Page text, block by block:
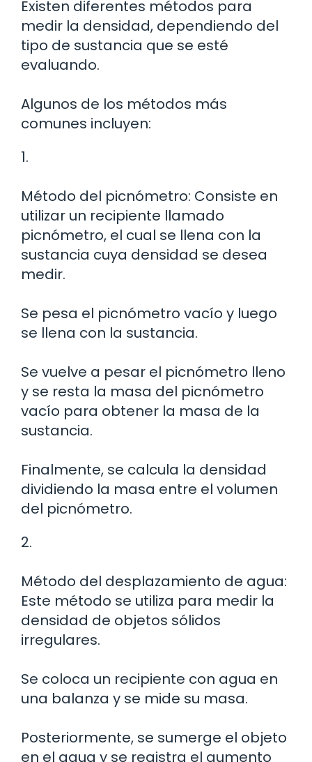
Existen diferentes métodos para
medir la densidad, dependiendo del
tipo de sustancia que se esté
evaluando.
Algunos de los métodos más
comunes incluyen:
1.
Método del picnómetro: Consiste en
utilizar un recipiente llamado
picnómetro, el cual se llena con la
sustancia cuya densidad se desea
medir.
Se pesa el picnómetro vacío y luego
se llena con la sustancia.
Se vuelve a pesar el picnómetro lleno
y se resta la masa del picnómetro
vacío para obtener la masa de la
sustancia.
Finalmente, se calcula la densidad
dividiendo la masa entre el volumen
del picnómetro.
2.
Método del desplazamiento de agua:
Este método se utiliza para medir la
densidad de objetos sólidos
irregulares.
Se coloca un recipiente con agua en
una balanza y se mide su masa.
Posteriormente, se sumerge el objeto
en el agua y se registra el aumento